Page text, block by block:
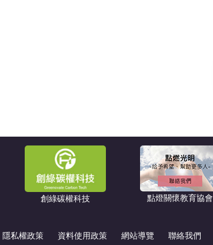
創綠碳權科技 點燈關懷教育協會
隱私權政策 資料使用政策 網站導覽 聯絡我們